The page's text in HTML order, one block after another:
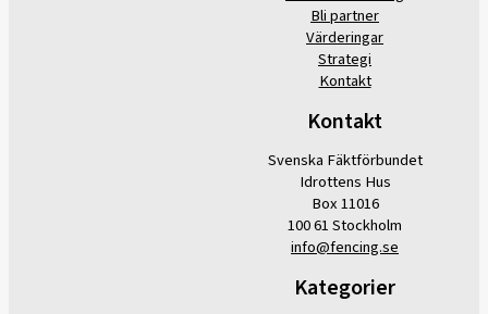
Bli partner
Värderingar
Strategi
Kontakt
Kontakt
Svenska Fäktförbundet
Idrottens Hus
Box 11016
100 61 Stockholm
info@fencing.se
Kategorier